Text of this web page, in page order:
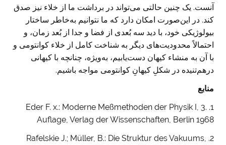
آنست. یک چنین حالتی می‌تواند در برداشت ما از خلاء نیز صدق
کند. در این‌صورت امکان دارد که ما نتوانیم به‌خاطر ساختار
بیولوژیکی خود، با دید سه بُعدی از فضا و جدا از بُعد زمان، و
احتمالاً محدودیت‌های دیگر به شناخت کامل از خلاء کوانتومی و
با آن به منشاء کیهان دست‌یابیم، به‌ویژه، چنانچه با کیهانی
درهم‌تنیده در شکلِ کیهانِ کوانتومی مواجه باشیم.
منابع
1. Eder F. x.: Moderne Meßmethoden der Physik I, 3.
Auflage, Verlag der Wissenschaften, Berlin 1968
2. Rafelskie J.; Müller, B.: Die Struktur des Vakuums,